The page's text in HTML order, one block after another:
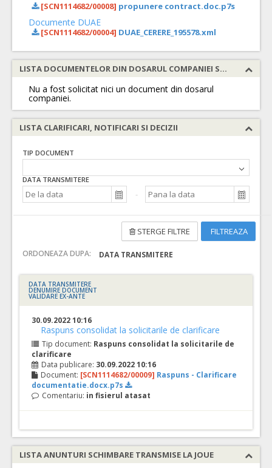
[SCN1114682/00008] propunere contract.doc.p7s
Documente DUAE
[SCN1114682/00004] DUAE_CERERE_195578.xml
LISTA DOCUMENTELOR DIN DOSARUL COMPANIEI SOLICITATE
Nu a fost solicitat nici un document din dosarul
companiei.
LISTA CLARIFICARI, NOTIFICARI SI DECIZII
TIP DOCUMENT
DATA TRANSMITERE
FILTREAZA
STERGE FILTRE
ORDONEAZA DUPA: DATA TRANSMITERE
DATA TRANSMITERE
DENUMIRE DOCUMENT
VALIDARE EX-ANTE
30.09.2022 10:16
Raspuns consolidat la solicitarile de clarificare
Tip document: Raspuns consolidat la solicitarile de
clarificare
Data publicare: 30.09.2022 10:16
Document: [SCN1114682/00009] Raspuns - Clarificare
documentatie.docx.p7s
Comentariu: in fisierul atasat
LISTA ANUNTURI SCHIMBARE TRANSMISE LA JOUE